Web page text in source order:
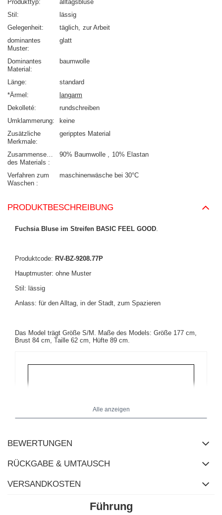
Produkttyp
alltagsbluse
Stil
lässig
Gelegenheit
täglich zur Arbeit
dominantes
Muster
glatt
Dominantes
Material
baumwolle
Länge
standard
*Ärmel
langarm
Dekolleté
rundschreiben
Umklammerung
keine
Zusätzliche
Merkmale
geripptes Material
Zusammensetzung
des Materials
90% Baumwolle 10% Elastan
Verfahren zum
Waschen
maschinenwäsche bei 30°C
PRODUKTBESCHREIBUNG
Fuchsia Bluse im Streifen BASIC FEEL GOOD
Produktcode: RV-BZ-9208.77P
Hauptmuster: ohne Muster
Stil: lässig
Anlass: für den Alltag, in der Stadt, zum Spazieren
Das Model trägt Größe S/M. Maße des Models: Größe 177 cm,
Brust 84 cm, Taille 62 cm, Hüfte 89 cm.
Alle anzeigen
BEWERTUNGEN
RÜCKGABE & UMTAUSCH
VERSANDKOSTEN
Führung